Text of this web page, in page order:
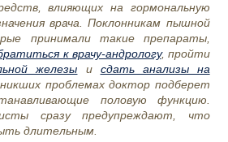
влияющих на гормональную
врача. Поклонникам пышной
принимали такие препараты,
к врачу-андрологу, пройти
железы и сдать анализы на
проблемах доктор подберет
половую функцию.
сразу предупреждают, что
длительным.